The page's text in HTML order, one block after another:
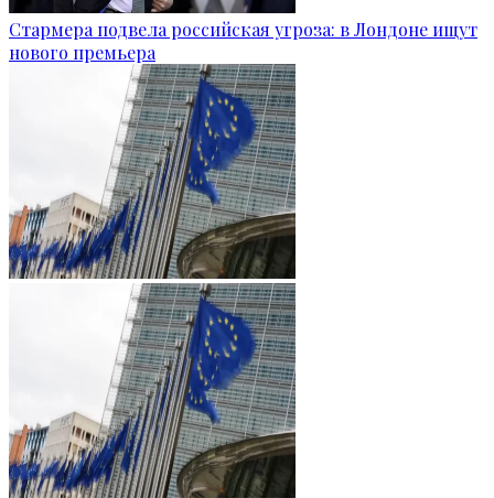
Стармера подвела российская угроза: в Лондоне ищут
нового премьера